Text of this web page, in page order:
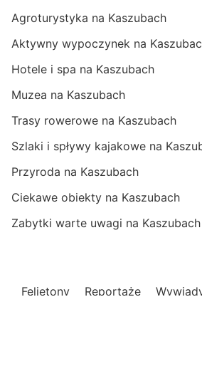
Agroturystyka na Kaszubach
Aktywny wypoczynek na
Hotele i spa na Kaszubach
Muzea na Kaszubach
Trasy rowerowe na Kaszubach
Szlaki i spływy kajakowe na
Przyroda na Kaszubach
Ciekawe obiekty na Kaszubach
Zabytki warte uwagi na Kaszubach
Felietony Reportaże